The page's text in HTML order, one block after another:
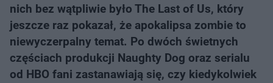
nich bez wątpliwie było The Last of Us, który
jeszcze raz pokazał, że apokalipsa zombie to
niewyczerpalny temat. Po dwóch świetnych
częściach produkcji Naughty Dog oraz serialu
od HBO fani zastanawiają się, czy kiedykolwiek